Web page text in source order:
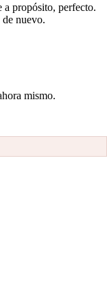
a propósito, perfecto.
nuevo.
mismo.